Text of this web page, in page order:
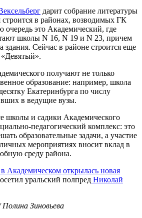
дарит собрание литературы
в районах, возводимых ГК
это Академический, где
школы N 16, N 19 и N 23, причем
здания. Сейчас в районе строится еще
«Девятый».
получают не только
образование: например, школа
Екатеринбурга по числу
в ведущие вузы.
школы и садики Академического
педагогический комплекс: это
образовательные задачи, а участие
мероприятиях вносит вклад в
среду района.
в Академическом открылась новая
уральский полпред Николай
Зиновьева